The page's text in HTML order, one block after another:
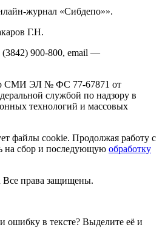
журнал «Сибдепо»».
Г.Н.
900-800, email —
СМИ ЭЛ № ФС 77-67871 от
службой по надзору в
технологий и массовых
файлы cookie. Продолжая работу с
на сбор и последующую обработку
права защищены.
ошибку в тексте? Выделите её и